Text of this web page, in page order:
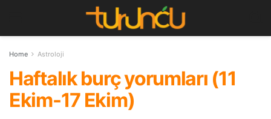
Home Astroloji
Haftalık burç yorumları (11
Ekim-17 Ekim)